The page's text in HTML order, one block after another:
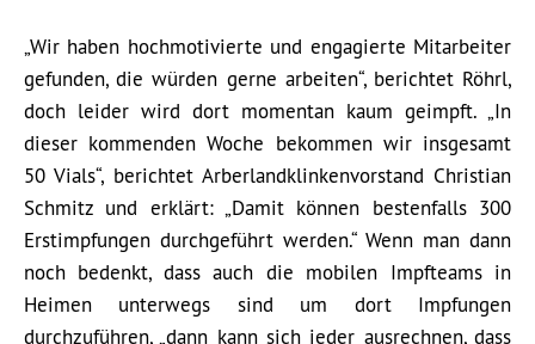
„Wir haben hochmotivierte und engagierte Mitarbeiter
gefunden, die würden gerne arbeiten“, berichtet Röhrl,
doch leider wird dort momentan kaum geimpft. „In
dieser kommenden Woche bekommen wir insgesamt
50 Vials“, berichtet Arberlandklinkenvorstand Christian
Schmitz und erklärt: „Damit können bestenfalls 300
Erstimpfungen durchgeführt werden.“ Wenn man dann
noch bedenkt, dass auch die mobilen Impfteams in
Heimen unterwegs sind um dort Impfungen
durchzuführen, „dann kann sich jeder ausrechnen, dass